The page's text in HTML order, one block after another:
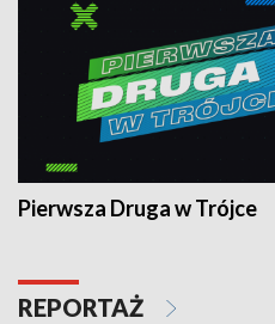
Pierwsza Druga w Trójce
REPORTAŻ